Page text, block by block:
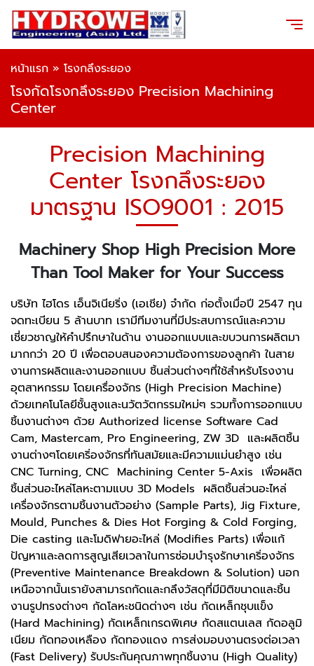
หน้าแรก » โรงกลึงระยอง
โรงกัดโรงกลึงระยอง Precision Machining
Center
Precision Machining
Center โรงกลึงระยอง
มาตรฐาน ISO9001 : 2015
Machinery Shop High Precision More
Than Tool Maker for Your Success
บริษัท ไฮโดร เอ็นจิเนียริ่ง (เอเชีย) จำกัด ก่อตั้งเมื่อปี 2547 ทุน
จดทะเบียน 5 ล้านบาท เรามีทีมงานที่มีประสบการณ์และความ
เชี่ยวชาญให้คำปรึกษาในด้าน งานออกแบบและขบวนการผลิตมา
มากกว่า 20 ปี เพื่อตอบสนองความต้องการของลูกค้า ในสาย
งานการผลิตและงานออกแบบ ชิ้นส่วนต่างๆที่ใช้สำหรับโรงงาน
อุตสาหกรรม โดยเครื่องจักร (High Precision Machine)
ด้วยเทคโนโลยีชั้นสูงและนวัตวัตกรรมใหม่ๆ รวมทั้งการออกแบบ
ชิ้นงานต่างๆ ด้วย Authorized license Software Cad
Cam, Mastercam, Pro Engineering, ZW 3D และผลิตชิ้น
งานต่างๆโดยเคริ่องจักรที่ทันสมัยและมีความแม่นยำสูง เช่น
CNC Turning, CNC Machining Center 5-Axis เพื่อผลิต
ชิ้นส่วนอะไหล่โลหะตามแบบ 3D Models ผลิตชิ้นส่วนอะไหล่
เครื่องจักรตามชิ้นงานตัวอย่าง (Sample Parts), Jig Fixture,
Mould, Punches & Dies Hot Forging & Cold Forging,
Die casting และโมดิฟายอะไหล่ (Modifies Parts) เพื่อแก้
ปัญหาและลดการสูญเสียเวลาในการซ่อมบำรุงรักษาเคริ่องจักร
(Preventive Maintenance Breakdown & Solution) นอก
เหนือจากนั้นเรายังสามารถกัดและกลึงวัสดุที่มีมิติขนาดและชิ้น
งานรูปทรงต่างๆ กัดโลหะชนิดต่างๆ เช่น กัดเหล็กชุบแข็ง
(Hard Machining) กัดเหล็กเกรดพิเศษ กัดสแตนเลส กัดอลูมิ
เนียม กัดทองเหลือง กัดทองแดง การส่งมอบงานตรงต่อเวลา
(Fast Delivery) รับประกันคุณภาพทุกชิ้นงาน (High Quality)